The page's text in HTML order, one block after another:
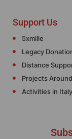
Support Us
5xmille
Legacy
Distance
Projects
Activities in Italy